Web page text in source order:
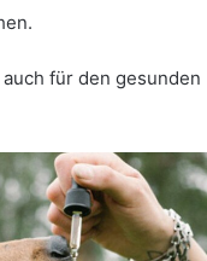
für den